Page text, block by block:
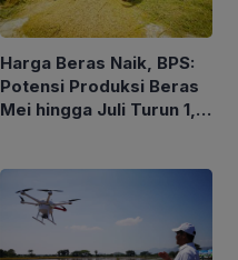
Harga Beras Naik, BPS:
Potensi Produksi Beras
Mei hingga Juli Turun 1,16